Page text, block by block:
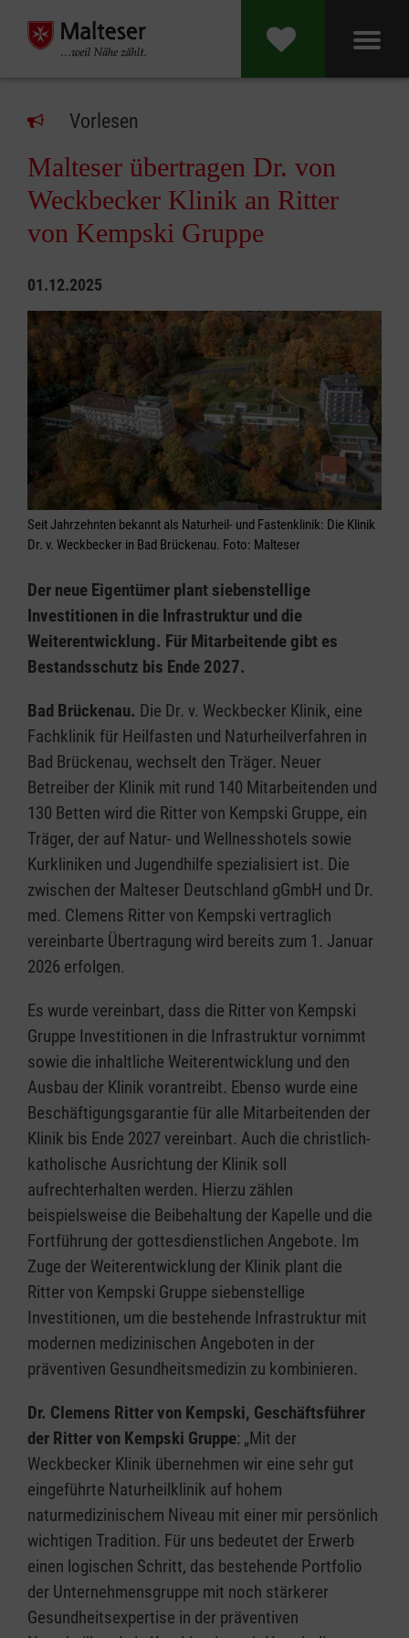
Vorlesen
Malteser übertragen Dr. von
Weckbecker Klinik an Ritter
von Kempski Gruppe
01.12.2025
Seit Jahrzehnten bekannt als Naturheil- und Fastenklinik: Die Klinik
Dr. v. Weckbecker in Bad Brückenau. Foto: Malteser
Der neue Eigentümer plant siebenstellige
Investitionen in die Infrastruktur und die
Weiterentwicklung. Für Mitarbeitende gibt es
Bestandsschutz bis Ende 2027.
Bad Brückenau. Die Dr. v. Weckbecker Klinik, eine
Fachklinik für Heilfasten und Naturheilverfahren in
Bad Brückenau, wechselt den Träger. Neuer
Betreiber der Klinik mit rund 140 Mitarbeitenden und
130 Betten wird die Ritter von Kempski Gruppe, ein
Träger, der auf Natur- und Wellnesshotels sowie
Kurkliniken und Jugendhilfe spezialisiert ist. Die
zwischen der Malteser Deutschland gGmbH und Dr.
med. Clemens Ritter von Kempski vertraglich
vereinbarte Übertragung wird bereits zum 1. Januar
2026 erfolgen.
Es wurde vereinbart, dass die Ritter von Kempski
Gruppe Investitionen in die Infrastruktur vornimmt
sowie die inhaltliche Weiterentwicklung und den
Ausbau der Klinik vorantreibt. Ebenso wurde eine
Beschäftigungsgarantie für alle Mitarbeitenden der
Klinik bis Ende 2027 vereinbart. Auch die christlich-
katholische Ausrichtung der Klinik soll
aufrechterhalten werden. Hierzu zählen
beispielsweise die Beibehaltung der Kapelle und die
Fortführung der gottesdienstlichen Angebote. Im
Zuge der Weiterentwicklung der Klinik plant die
Ritter von Kempski Gruppe siebenstellige
Investitionen, um die bestehende Infrastruktur mit
modernen medizinischen Angeboten in der
präventiven Gesundheitsmedizin zu kombinieren.
Dr. Clemens Ritter von Kempski, Geschäftsführer
der Ritter von Kempski Gruppe: „Mit der
Weckbecker Klinik übernehmen wir eine sehr gut
eingeführte Naturheilklinik auf hohem
naturmedizinischem Niveau mit einer mir persönlich
wichtigen Tradition. Für uns bedeutet der Erwerb
einen logischen Schritt, das bestehende Portfolio
der Unternehmensgruppe mit noch stärkerer
Gesundheitsexpertise in der präventiven